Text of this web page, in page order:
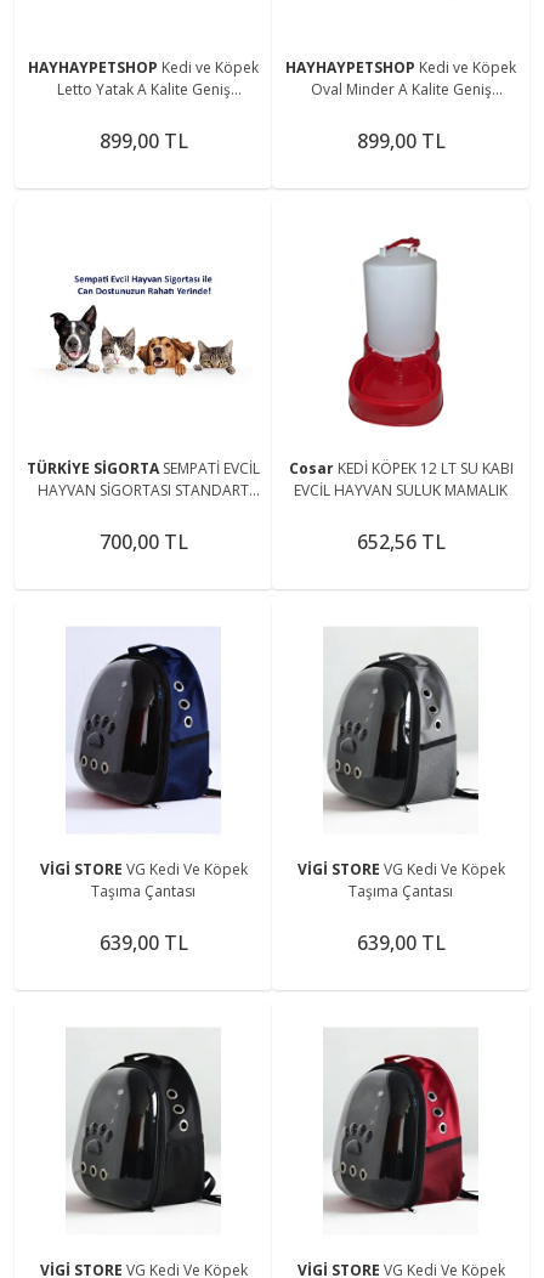
HAYHAYPETSHOP Kedi ve Köpek
Letto Yatak A Kalite Geniş
899,00 TL
HAYHAYPETSHOP Kedi ve Köpek
Oval Minder A Kalite Geniş
899,00 TL
TÜRKİYE SİGORTASEMPATİ EVCİL
HAYVAN SİGORTASI STANDART
700,00 TL
Cosar KEDİ KÖPEK 12 LT SU KABI
EVCİL HAYVAN SULUK MAMALIK
652,56 TL
VİGİ STORE VG Kedi Ve Köpek
Taşıma Çantası
639,00 TL
VİGİ STORE VG Kedi Ve Köpek
Taşıma Çantası
639,00 TL
VİGİ STORE VG Kedi Ve Köpek VİGİ STORE VG Kedi Ve Köpek